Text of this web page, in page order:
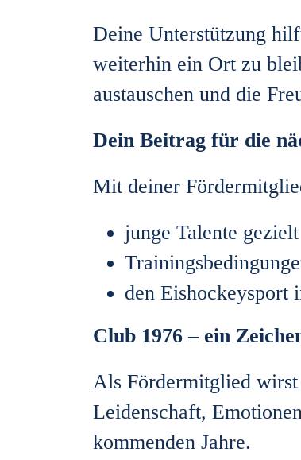
Deine Unterstützung
weiterhin ein Ort zu
austauschen und die
Dein Beitrag für die
Mit deiner
junge Talente
den Eishockeysport
Club 1976 – ein
Als Fördermitglied wirst
Leidenschaft,
kommenden Jahre.